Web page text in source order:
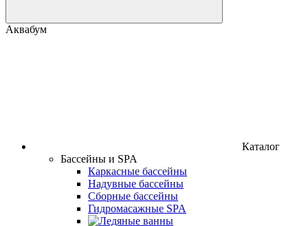
Аквабум
Каталог
Бассейны и SPA
Каркасные бассейны
Надувные бассейны
Сборные бассейны
Гидромасажные SPA